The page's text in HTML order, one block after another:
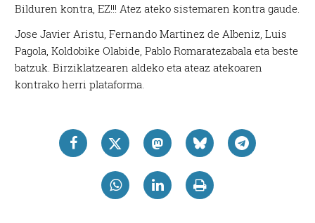
Bilduren kontra, EZ!!! Atez ateko sistemaren kontra gaude.
Jose Javier Aristu, Fernando Martinez de Albeniz, Luis
Pagola, Koldobike Olabide, Pablo Romaratezabala eta beste
batzuk. Birziklatzearen aldeko eta ateaz atekoaren
kontrako herri plataforma.